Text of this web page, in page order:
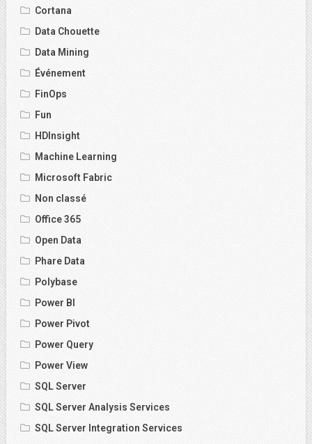
Cortana
Data Chouette
Data Mining
Événement
FinOps
Fun
HDInsight
Machine Learning
Microsoft Fabric
Non classé
Office 365
Open Data
Phare Data
Polybase
Power BI
Power Pivot
Power Query
Power View
SQL Server
SQL Server Analysis Services
SQL Server Integration Services